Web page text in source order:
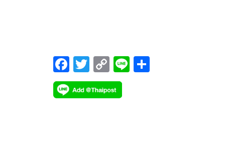
F
ac
e
T
wi
tt
C
o
p
Li